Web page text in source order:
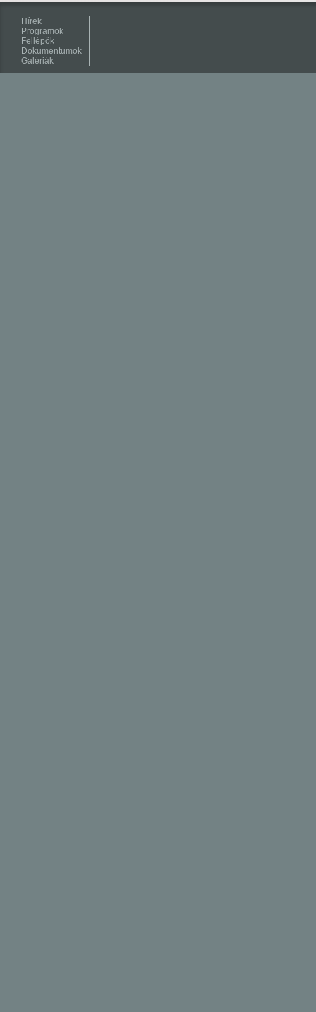
Hírek
Programok
Fellépők
Dokumentumok
Galériák